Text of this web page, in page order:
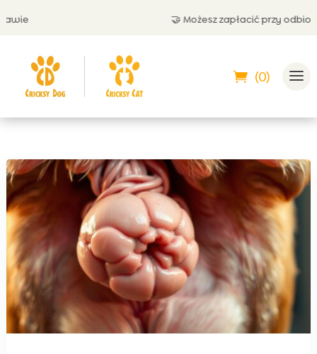
🤝 Możesz zapłacić przy odbiorze
(0)